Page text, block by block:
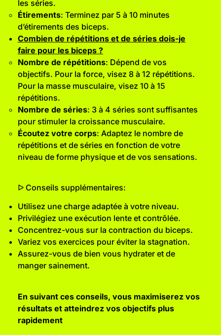
les séries.
Étirements: Terminez par 5 à 10 minutes
d’étirements des biceps.
Combien de répétitions et de séries dois-je
faire pour les biceps ?
Nombre de répétitions: Dépend de vos
objectifs. Pour la force, visez 8 à 12 répétitions.
Pour la masse musculaire, visez 10 à 15
répétitions.
Nombre de séries: 3 à 4 séries sont suffisantes
pour stimuler la croissance musculaire.
Écoutez votre corps: Adaptez le nombre de
répétitions et de séries en fonction de votre
niveau de forme physique et de vos sensations.
ᐅ Conseils supplémentaires:
Utilisez une charge adaptée à votre niveau.
Privilégiez une exécution lente et contrôlée.
Concentrez-vous sur la contraction du biceps.
Variez vos exercices pour éviter la stagnation.
Assurez-vous de bien vous hydrater et de
manger sainement.
En suivant ces conseils, vous maximiserez vos
résultats et atteindrez vos objectifs plus
rapidement